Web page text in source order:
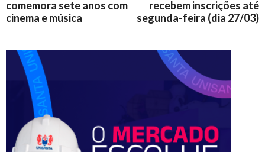
comemora sete anos com
cinema e música
recebem inscrições até
segunda-feira (dia 27/03)